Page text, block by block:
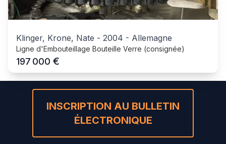
Klinger, Krone, Nate - 2004 - Allemagne
Ligne d'Embouteillage Bouteille Verre (consignée)
197 000 €
INSCRIPTION AU BULLETIN
ÉLECTRONIQUE